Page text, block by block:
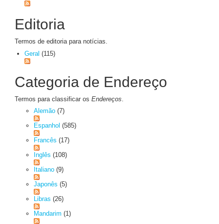
Editoria
Termos de editoria para notícias.
Geral (115)
Categoria de Endereço
Termos para classificar os Endereços
Alemão (7)
Espanhol (585)
Francês (17)
Inglês (108)
Italiano (9)
Japonês (5)
Libras (26)
Mandarim (1)